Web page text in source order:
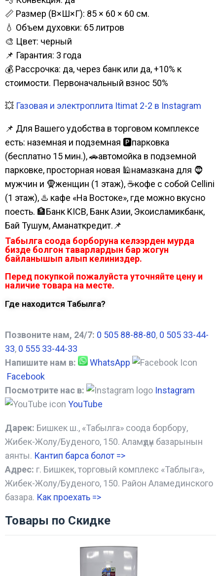
📏 Размер (В×Ш×Г): 85 × 60 × 60 см.
💧 Объем духовки: 65 литров
🎨 Цвет: черный
📌 Гарантия: 3 года
💰 Рассрочка: да, через банк или да, +10% к
стоимости. Первоначальный взнос 50%
💥 Газовая и электроплита Itimat 2-2 в Instagram
📌 Для Вашего удобства в торговом комплексе
есть: наземная и подземная 🅿парковка
(бесплатно 15 мин.), 🚗автомойка в подземной
парковке, просторная новая 🕌намазкана для 🧔
мужчин и 🧕женщин (1 этаж), ☕кофе с собой Cellini
(1 этаж), ♨️ кафе «На Востоке», где можно вкусно
поесть. 🏦Банк KICB, Банк Азии, Экоисламикбанк,
Бай Тушум, Аманаткредит.📌
Табылга соода борборуна келээрден мурда
бизде болгон таварлардын бар жогун
байланышып алып келиниздер.
Перед покупкой пожалуйста уточняйте цену и
наличие товара на месте.
Где находится Табылга?
Позвоните нам, 24/7: 0 505 88-88-80, 0 505 33-44-
33, 0 555 33-44-33
Напишите нам в:
WhatsApp
Facebook
Посмотрите нас в:
Instagram
YouTube
Дарек: Бишкек ш., «Табылга» соода борбору,
Жибек-Жолу/Буденого, 150. Аламүдүн базарынын
аянты. Кантип барса болот =>
Адрес: г. Бишкек, торговый комплекс «Таблыга»,
Жибек-Жолу/Буденого, 150. Район Аламединского
базара. Как проехать =>
Товары по Скидке